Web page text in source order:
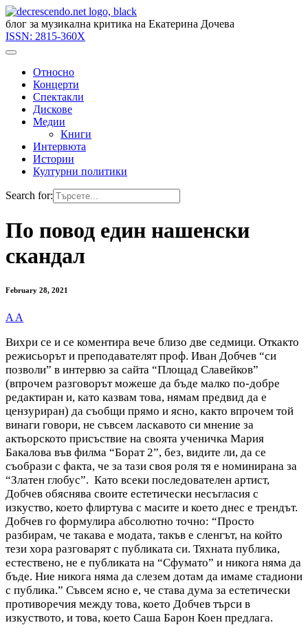
блог за музикална критика на Екатерина Дочева
ISSN: 2815-360X
Относно
Концерти
Спектакли
Дискове
Медии
Книги
Интервюта
Истории
Културни политики
Search for:
По повод един нашенски
скандал
February 28, 2021
A A
Вихри се и се коментира вече близо две седмици. Откакто
режисьорът и преподавателят проф. Иван Добчев “си
позволи” в интервю за сайта “Площад Славейков”
(впрочем разговорът можеше да бъде малко по-добре
редактиран и, като казвам това, нямам предвид да е
цензуриран) да съобщи прямо и ясно, както впрочем той
винаги говори, не съвсем ласкавото си мнение за
актьорското присъствие на своята ученичка Мария
Бакалова във филма “Борат 2”, без, видите ли, да се
съобрази с факта, че за тази своя роля тя е номинирана за
“Златен глобус”. Като всеки последователен артист,
Добчев обяснява своите естетически несъгласия с
изкуство, което флиртува с масите и което днес е трендът.
Добчев го формулира абсолютно точно: “Просто
разбирам, че такава е модата, такъв е сленгът, на който
тези хора разговарят с публиката си. Тяхната публика,
естествено, не е публиката на “Сфумато” и никога няма да
бъде. Ние никога няма да слезем дотам да имаме стадиони
с публика.” Съвсем ясно е, че става дума за естетически
противоречия между това, което Добчев търси в
изкуството, и това, което Саша Барон Коен предлага.